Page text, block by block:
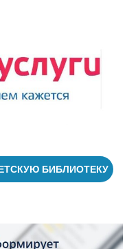
БИБЛИОТЕКУ